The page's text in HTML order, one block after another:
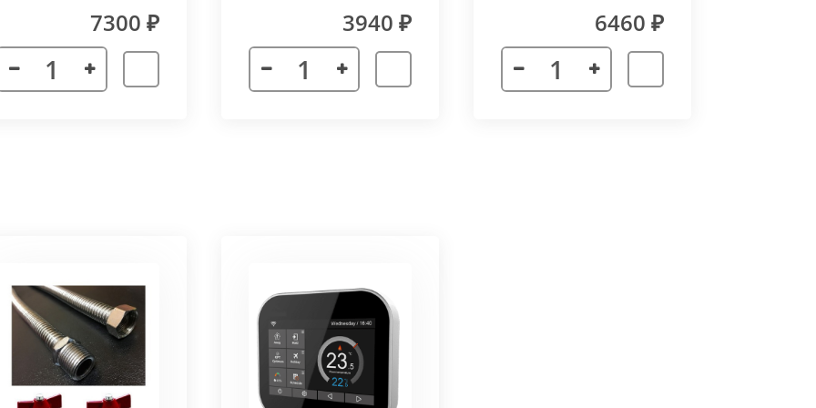
Придает прибору завершенности и помогает скрыть неточности в соединении
увеличивает жесткость короба.
мм поставляется отдельными частями. Соединение частей корпуса в единую
соединение.
прибор позволяет создать идеальный микроклимат в помещении.
влажных помещений. Корпус конвектора изготавливается с формованным дном,
7300 ₽ 3940 ₽ 6460 ₽